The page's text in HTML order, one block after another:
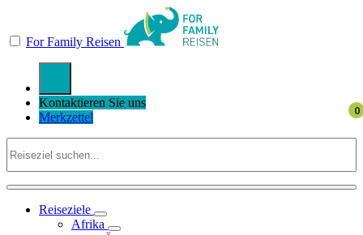
For Family Reisen
Kontaktieren Sie uns
Merkzettel
Reiseziele
Afrika